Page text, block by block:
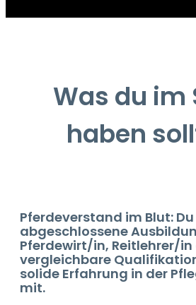
Was du im
haben
Pferdeverstand im Blut:
abgeschlossene
Pferdewirt/in, Reitlehrer/in
vergleichbare
solide Erfahrung in der
mit.